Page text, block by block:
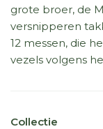
grote broer, de
versnipperen
12 messen, die
vezels volgens
Collectie